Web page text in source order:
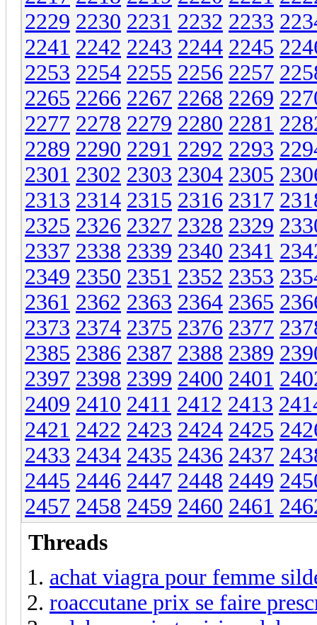
2229 2230 2231 2232 2233
2241 2242 2243 2244 2245
2253 2254 2255 2256 2257
2265 2266 2267 2268 2269
2277 2278 2279 2280 2281
2289 2290 2291 2292 2293
2301 2302 2303 2304 2305
2313 2314 2315 2316 2317
2325 2326 2327 2328 2329
2337 2338 2339 2340 2341
2349 2350 2351 2352 2353
2361 2362 2363 2364 2365
2373 2374 2375 2376 2377
2385 2386 2387 2388 2389
2397 2398 2399 2400 2401
2409 2410 2411 2412 2413
2421 2422 2423 2424 2425
2433 2434 2435 2436 2437
2445 2446 2447 2448 2449
2457 2458 2459 2460 2461
Threads
achat viagra pour femme
roaccutane prix se faire